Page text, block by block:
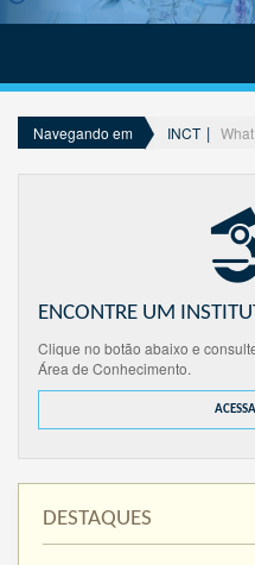
Navegando em INCT
ENCONTRE UM
Clique no botão abaixo e
Área de Conhecimento.
DESTAQUES